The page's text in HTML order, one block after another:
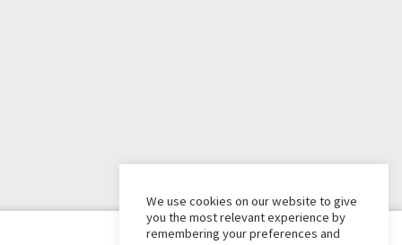
We use cookies on our website to give
you the most relevant experience by
remembering your preferences and